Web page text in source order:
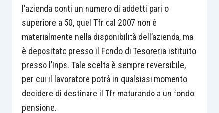
l’azienda conti un numero di addetti pari o
superiore a 50, quel Tfr dal 2007 non è
materialmente nella disponibilità dell’azienda, ma
è depositato presso il Fondo di Tesoreria istituito
presso l’Inps. Tale scelta è sempre reversibile,
per cui il lavoratore potrà in qualsiasi momento
decidere di destinare il Tfr maturando a un fondo
pensione.